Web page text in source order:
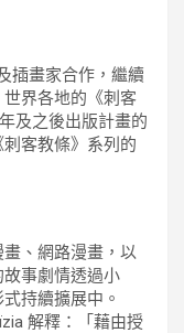
插畫家合作，繼續
界各地的《刺客
及之後出版計畫的
刺客教條》系列的
、網路漫畫，以
事劇情透過小
持續擴展中。
解釋：「藉由授